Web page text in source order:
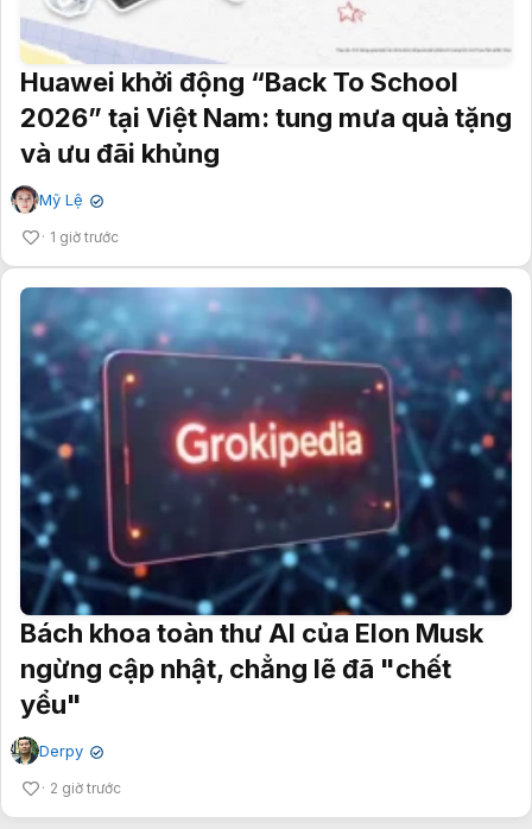
Huawei khởi động “Back To School
2026” tại Việt Nam: tung mưa quà tặng
và ưu đãi khủng
Mỹ Lệ ✔
1 giờ trước
Bách khoa toàn thư AI của Elon Musk
ngừng cập nhật, chẳng lẽ đã "chết
yểu"
Derpy ✔
2 giờ trước